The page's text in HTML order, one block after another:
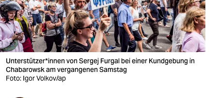
nord
wahrheit
verlag
verlag
Unterstützer*innen von Sergej Furgal bei einer Kundgebung in
Chabarowsk am vergangenen Samstag
Foto: Igor Volkov/ap